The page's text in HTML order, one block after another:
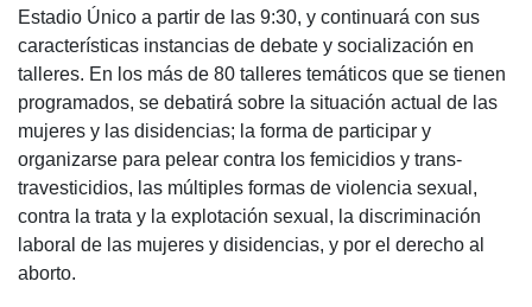
Estadio Único a partir de las 9:30, y continuará con sus
características instancias de debate y socialización en
talleres. En los más de 80 talleres temáticos que se tienen
programados, se debatirá sobre la situación actual de las
mujeres y las disidencias; la forma de participar y
organizarse para pelear contra los femicidios y trans-
travesticidios, las múltiples formas de violencia sexual,
contra la trata y la explotación sexual, la discriminación
laboral de las mujeres y disidencias, y por el derecho al
aborto.